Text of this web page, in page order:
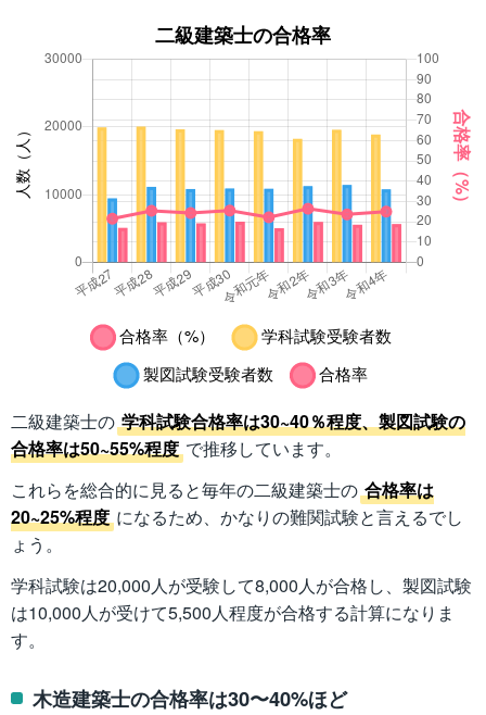
二級建築士の 学科試験合格率は30~40％程度、製図試験の
合格率は50~55%程度 で推移しています。
これらを総合的に見ると毎年の二級建築士の 合格率は
20~25%程度 になるため、かなりの難関試験と言えるでし
ょう。
学科試験は20,000人が受験して8,000人が合格し、製図試験
は10,000人が受けて5,500人程度が合格する計算になりま
す。
木造建築士の合格率は30〜40%ほど